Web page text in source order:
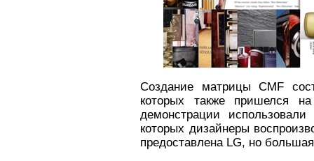
Создание матрицы CMF
которых также пришелся
демонстрации
которых дизайнеры
предоставлена LG, но